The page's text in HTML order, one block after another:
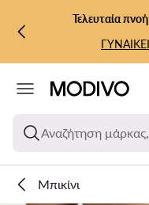
ΜΕΤΆΒΑΣΗ ΣΤΟ
ΜΕΤΆΒΑΣΗ ΣΤΗΝ
Τελευταία
Αναζήτηση
Μπικίνι